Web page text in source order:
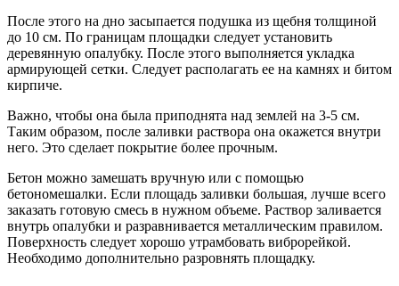
После этого на дно засыпается подушка из щебня толщиной
до 10 см. По границам площадки следует установить
деревянную опалубку. После этого выполняется укладка
армирующей сетки. Следует располагать ее на камнях и битом
кирпиче.
Важно, чтобы она была приподнята над землей на 3-5 см.
Таким образом, после заливки раствора она окажется внутри
него. Это сделает покрытие более прочным.
Бетон можно замешать вручную или с помощью
бетономешалки. Если площадь заливки большая, лучше всего
заказать готовую смесь в нужном объеме. Раствор заливается
внутрь опалубки и разравнивается металлическим правилом.
Поверхность следует хорошо утрамбовать виброрейкой.
Необходимо дополнительно разровнять площадку.